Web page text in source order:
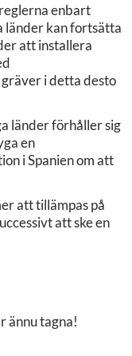
enbart
länder kan fortsätta
att installera
i detta desto
länder förhåller sig
en
i Spanien om att
att tillämpas på
att ske en
ännu tagna!